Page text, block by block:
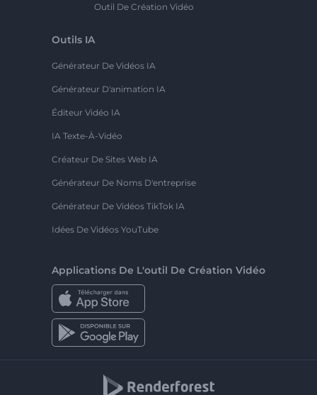
Outil De Création Vidéo
Outils IA
Générateur De Vidéos IA
Générateur D'animation IA
Éditeur Vidéo IA
IA Texte-À-Vidéo
Créateur De Sites Web IA
Générateur De Noms D'entreprise
Générateur De Vidéos TikTok IA
Idées De Vidéos YouTube
Applications De L'outil De Création Vidéo